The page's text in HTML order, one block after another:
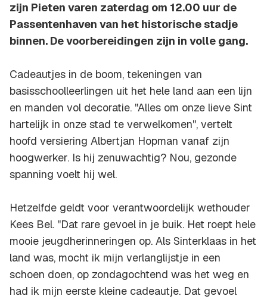
zijn Pieten varen zaterdag om 12.00 uur de
Passentenhaven van het historische stadje
binnen. De voorbereidingen zijn in volle gang.
Cadeautjes in de boom, tekeningen van
basisschoolleerlingen uit het hele land aan een lijn
en manden vol decoratie. ''Alles om onze lieve Sint
hartelijk in onze stad te verwelkomen'', vertelt
hoofd versiering Albertjan Hopman vanaf zijn
hoogwerker. Is hij zenuwachtig? Nou, gezonde
spanning voelt hij wel.
Hetzelfde geldt voor verantwoordelijk wethouder
Kees Bel. ''Dat rare gevoel in je buik. Het roept hele
mooie jeugdherinneringen op. Als Sinterklaas in het
land was, mocht ik mijn verlanglijstje in een
schoen doen, op zondagochtend was het weg en
had ik mijn eerste kleine cadeautje. Dat gevoel